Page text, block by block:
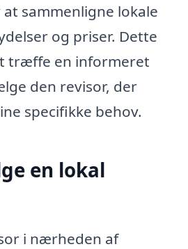
sammenligne lokale
og priser. Dette
træffe en informeret
den revisor, der
specifikke behov.
en lokal
i nærheden af